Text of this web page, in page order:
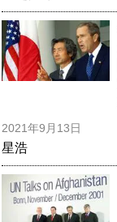
2021年9月13日
星浩